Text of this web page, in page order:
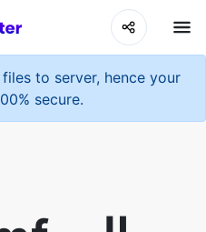
to server, hence your
secure.